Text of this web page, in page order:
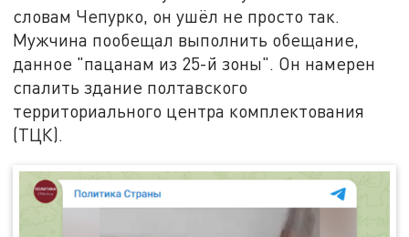
словам Чепурко, он ушёл не просто так.
Мужчина пообещал выполнить обещание,
данное "пацанам из 25-й зоны". Он намерен
спалить здание полтавского
территориального центра комплектования
(ТЦК).